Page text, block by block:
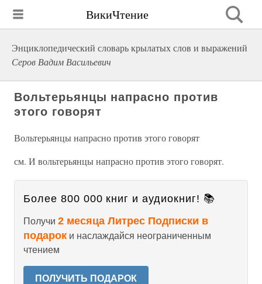
ВикиЧтение
Энциклопедический словарь крылатых слов и выражений
Серов Вадим Васильевич
Вольтерьянцы напрасно против
этого говорят
Вольтерьянцы напрасно против этого говорят
см. И вольтерьянцы напрасно против этого говорят.
Более 800 000 книг и аудиокниг! 📚
Получи 2 месяца Литрес Подписки в
подарок и наслаждайся неограниченным
чтением
ПОЛУЧИТЬ ПОДАРОК